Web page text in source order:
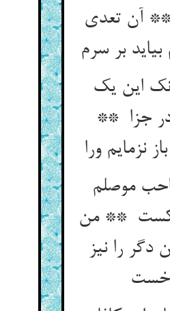
آن تعدی
این یک
در جزا **
موصلم
** من
دگر را نیز